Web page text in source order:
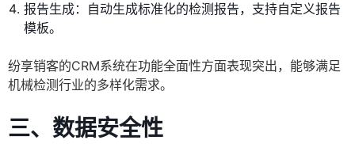
报告生成：自动生成标准化的检测报告，支持自定义报告
模板。
纷享销客的CRM系统在功能全面性方面表现突出，能够满足
机械检测行业的多样化需求。
三、数据安全性